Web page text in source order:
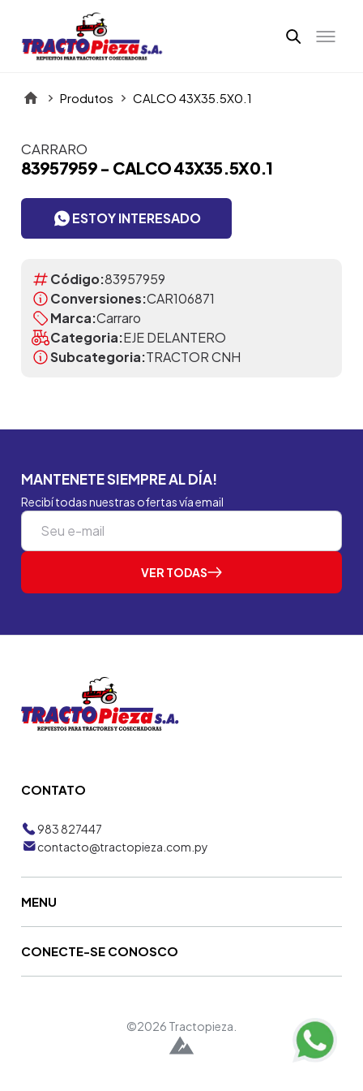
Produtos CALCO 43X35.5X0.1
Itens da Galeria
CARRARO
83957959 - CALCO 43X35.5X0.1
ESTOY INTERESADO
Código:83957959
Conversiones:CAR106871
Marca:Carraro
Categoria:EJE DELANTERO
Subcategoria:TRACTOR CNH
MANTENETE SIEMPRE AL DÍA!
Recibí todas nuestras ofertas vía email
VER TODAS
CONTATO
983 827447
contacto@tractopieza.com.py
MENU
CONECTE-SE CONOSCO
©2026 Tractopieza.